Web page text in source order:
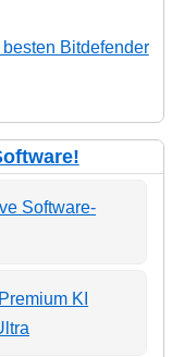
Bitdefender
Software-
KI